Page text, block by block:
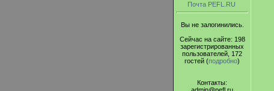
Почта PEFL.RU
Вы не залогинились.
Сейчас на сайте: 198
зарегистрированных
пользователей, 172
гостей (подробно)
Контакты: